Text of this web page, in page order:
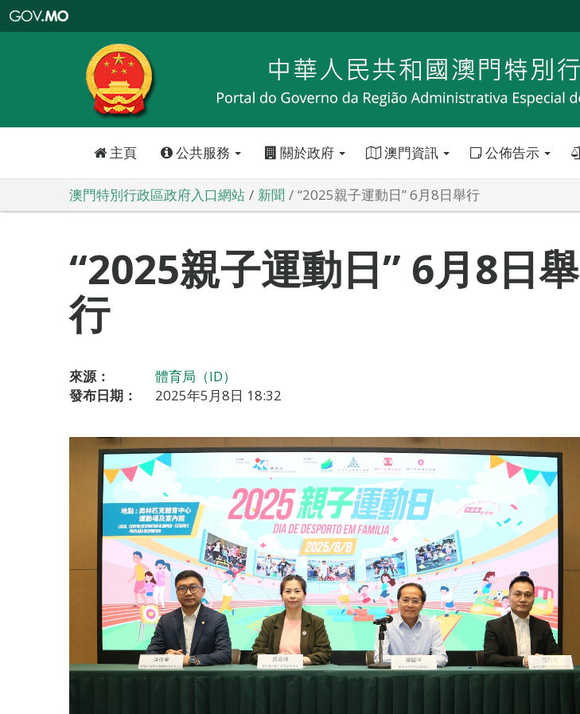
特
政
區
政
口
主頁 公共服務 關於政府 澳門資訊 公佈告示
澳門特別行政區政府入口網站 新聞 “2025親子運動日” 6月8日舉行
“2025親子運動日” 6月8日舉
行
來源：
體育局（ID）
發布日期：
2025年5月8日 18:32